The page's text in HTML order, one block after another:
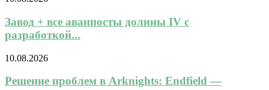
Завод + все аванпосты долины IV с
разработкой...
10.08.2026
Решение проблем в Arknights: Endfield —